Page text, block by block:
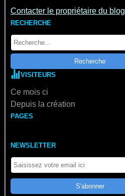
Contacter le propriétaire du blog
RECHERCHE
VISITEURS
Ce mois ci
Depuis la création
PAGES
NEWSLETTER